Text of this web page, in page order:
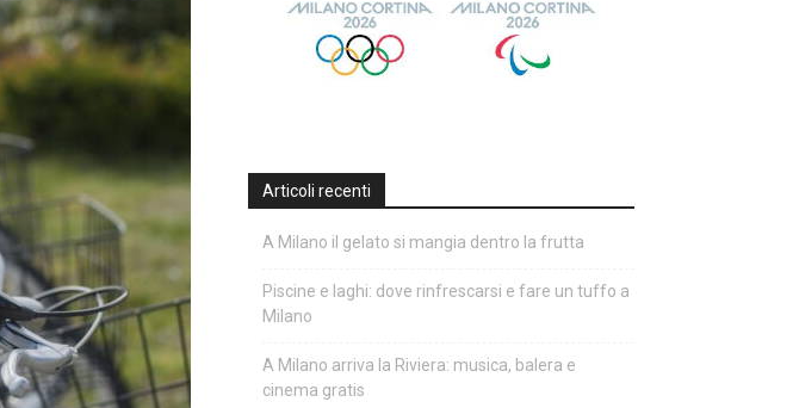
Articoli recenti
A Milano il gelato si mangia dentro la frutta
Piscine e laghi: dove rinfrescarsi e fare un tuffo a
Milano
A Milano arriva la Riviera: musica, balera e
cinema gratis